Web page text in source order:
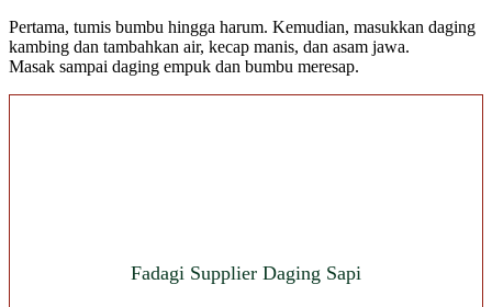
Pertama, tumis bumbu hingga harum. Kemudian, masukkan daging
kambing dan tambahkan air, kecap manis, dan asam jawa.
Masak sampai daging empuk dan bumbu meresap.
Fadagi Supplier Daging Sapi